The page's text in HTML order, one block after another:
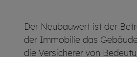
Der Neubauwert ist der
der Immobilie das
die Versicherer von